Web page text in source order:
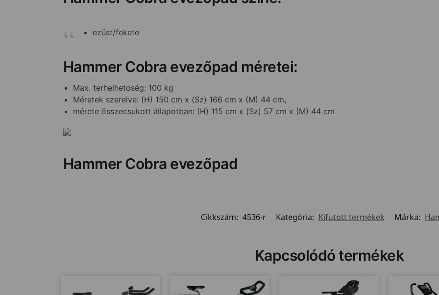
ezüst/fekete
Hammer Cobra evezőpad méretei:
Max. terhelhetoség: 100 kg
Méretek szerelve: (H) 150 cm x (Sz) 166 cm x (M) 44 cm,
mérete összecsukott állapotban: (H) 115 cm x (Sz) 57 cm x (M) 44 cm
Hammer Cobra evezőpad
Cikkszám: 4536-r Kategória: Kifutott termékek Márka:
Kapcsolódó termékek